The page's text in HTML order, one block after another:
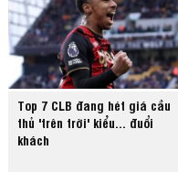
Top 7 CLB đang hét giá cầu
thủ 'trên trời' kiểu... đuổi
khách